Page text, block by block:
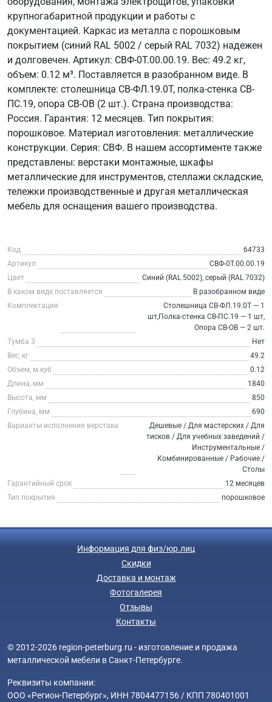
крупногабаритной продукции и работы с
документацией. Каркас из металла с порошковым
покрытием (синий RAL 5002 / серый RAL 7032) надежен
и долговечен. Артикул: СВФ-0Т.00.00.19. Вес: 49.2 кг,
объем: 0.12 м³. Поставляется в разобранном виде. В
комплекте: столешница СВ-ФЛ.19.0Т, полка-стенка СВ-
ПС.19, опора СВ-ОВ (2 шт.). Страна производства:
Россия. Гарантия: 12 месяцев. Тип покрытия:
порошковое. Материал изготовления: металлические
конструкции. Серия: СВФ. В нашем ассортименте также
представлены: верстаки монтажные, шкафы
металлические для инструментов, стеллажи складские,
тележки производственные и другая металлическая
мебель для оснащения вашего производства.
Код
64733
Артикул
СВФ-0Т.00.00.19
Цвет
Синий (RAL 5002), серый (RAL 7032)
В каком виде поставляется
В разобранном виде
Комплектация
Столешница СВ-ФЛ.19.0Т — 1
шт,Полка-стенка СВ-ПС.19 — 1 шт,
Опора СВ-ОВ — 2 шт.
Тумба 3
Нет
Вес, кг
49.2
Объем, м.куб
0.12
Длина, мм
1840
Высота, мм
850
Глубина, мм
690
Варианты исполнения верстака
Дешевые / Для мастерских / Для
тисков / Для учебных заведений /
Инструментальные /
Комбинированные / Рабочие /
Столы
Гарантийный срок
12 месяцев
Тип покрытия
порошковое
Информация для физ/юр.лиц
Скидки
Доставка и монтаж
Фотогалерея
Отзывы
Контакты
© 2012-2026 region-peterburg.ru - изготовление и продажа
металлической мебели в Санкт-Петербурге.
Реквизиты компании:
ООО «Регион-Петербург», ИНН 7804477156 / КПП 780401001